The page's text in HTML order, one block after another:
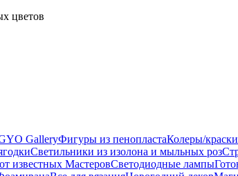
цветов
GalleryФигуры из пенопластаКолеры/
Светильники из изолона и мыльных роз
МастеровСветодиодные лампы